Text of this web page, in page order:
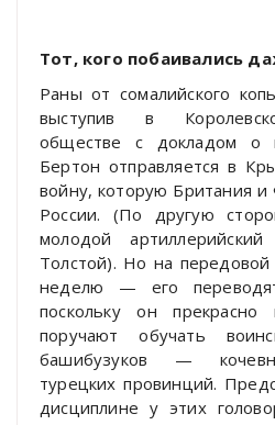
Тот, кого побаивались
Раны от сомалийского
выступив в
обществе с докладом о
Бертон отправляется в
войну, которую Британия
России. (По другую
молодой
Толстой). Но на передовой
неделю — его
поскольку он прекрасно
поручают обучать
башибузуков —
турецких провинций.
дисциплине у этих